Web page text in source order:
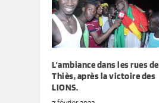
L’ambiance dans les rues de
Thiès, après la victoire des
LIONS.